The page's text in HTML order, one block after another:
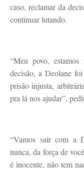
caso, reclamar da
continuar lutando.
“Meu povo,
decisão, a Deolane
prisão injusta,
pra lá nos ajudar”,
“Vamos sair com a
nunca, da força de
é inocente, não tem